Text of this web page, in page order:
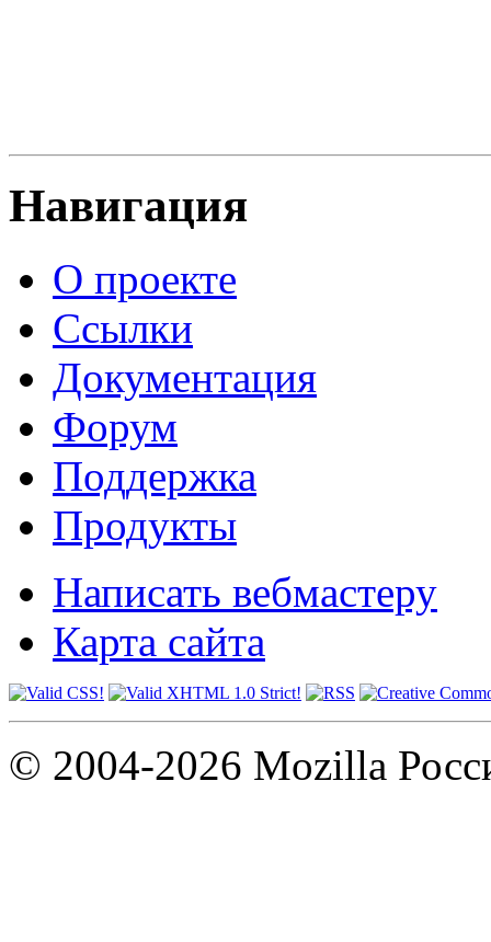
Навигация
О проекте
Ссылки
Документация
Форум
Поддержка
Продукты
Написать вебмастеру
Карта сайта
© 2004-2026 Mozilla